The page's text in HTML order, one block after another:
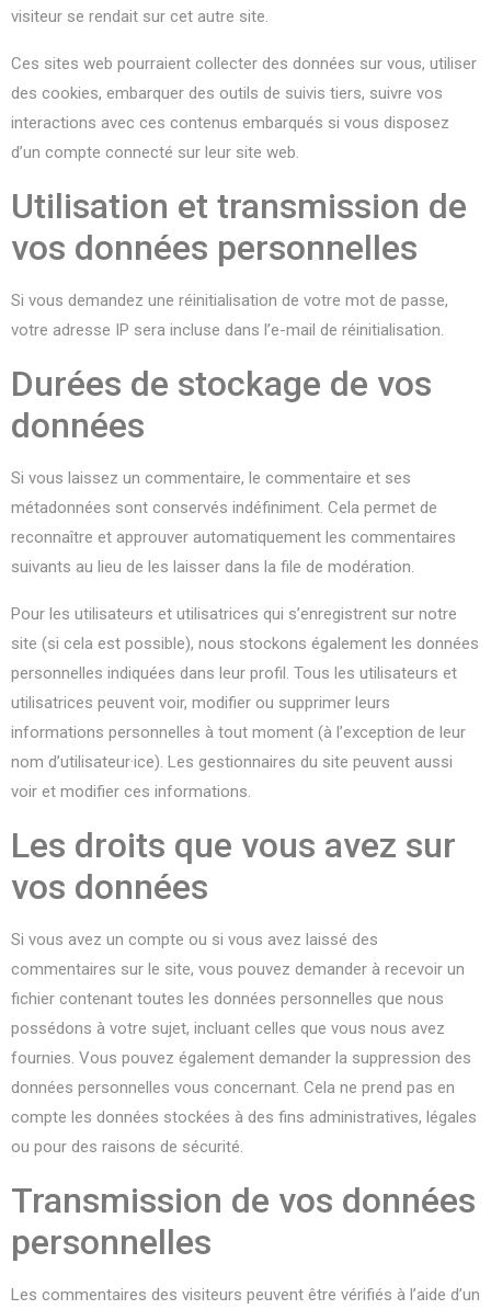
visiteur se rendait sur cet autre site.
Ces sites web pourraient collecter des données sur vous, utiliser
des cookies, embarquer des outils de suivis tiers, suivre vos
interactions avec ces contenus embarqués si vous disposez
d’un compte connecté sur leur site web.
Utilisation et transmission de
vos données personnelles
Si vous demandez une réinitialisation de votre mot de passe,
votre adresse IP sera incluse dans l’e-mail de réinitialisation.
Durées de stockage de vos
données
Si vous laissez un commentaire, le commentaire et ses
métadonnées sont conservés indéfiniment. Cela permet de
reconnaître et approuver automatiquement les commentaires
suivants au lieu de les laisser dans la file de modération.
Pour les utilisateurs et utilisatrices qui s’enregistrent sur notre
site (si cela est possible), nous stockons également les données
personnelles indiquées dans leur profil. Tous les utilisateurs et
utilisatrices peuvent voir, modifier ou supprimer leurs
informations personnelles à tout moment (à l’exception de leur
nom d’utilisateur·ice). Les gestionnaires du site peuvent aussi
voir et modifier ces informations.
Les droits que vous avez sur
vos données
Si vous avez un compte ou si vous avez laissé des
commentaires sur le site, vous pouvez demander à recevoir un
fichier contenant toutes les données personnelles que nous
possédons à votre sujet, incluant celles que vous nous avez
fournies. Vous pouvez également demander la suppression des
données personnelles vous concernant. Cela ne prend pas en
compte les données stockées à des fins administratives, légales
ou pour des raisons de sécurité.
Transmission de vos données
personnelles
Les commentaires des visiteurs peuvent être vérifiés à l’aide d’un